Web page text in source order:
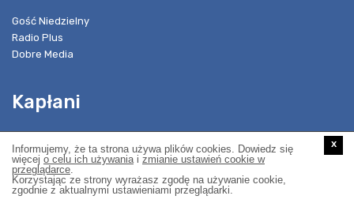
Gość Niedzielny
Radio Plus
Dobre Media
Kapłani
Dziekani i wicedziekani
Godności i odznaczenia
Kapituły
Informujemy, że ta strona używa plików cookies. Dowiedz się
więcej o celu ich używaniai zmianie ustawień cookie w
przeglądarce.
Korzystając ze strony wyrażasz zgodę na używanie cookie,
zgodnie z aktualnymi ustawieniami przeglądarki.
x